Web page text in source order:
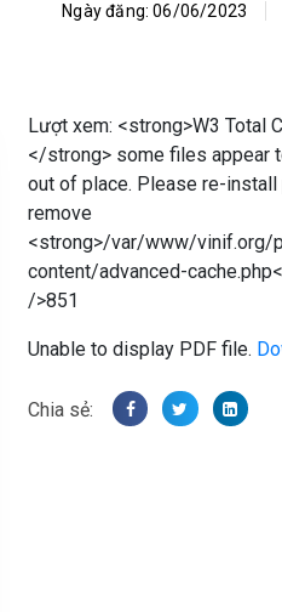
Ngày đăng: 06/06/2023
Lượt xem: <strong>W3 Total
</strong> some files appear
out of place. Please re-install
remove
<strong>/var/www/vinif.org/
content/advanced-
/>851
Unable to display PDF file.